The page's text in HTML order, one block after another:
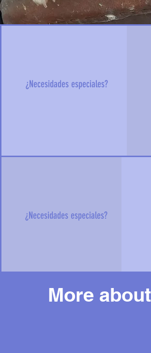
¿Necesidades especiales?
¿Necesidades especiales?
More